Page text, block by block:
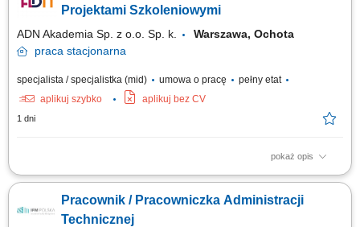
narzędzi pracy; Koordynacja floty pojazdów firmowych; Wsparcie
Projektami Szkoleniowymi
ADN Akademia Sp. z o.o. Sp. k.
Warszawa, Ochota
praca stacjonarna
specjalista / specjalistka (mid) umowa o pracę
pełny etat
aplikuj szybko
aplikuj bez CV
1 dni
pokaż opis
Opis stanowiska Nadzorowanie całokształtu działań operacyjnych
Samodzielna organizacja eventów edukacyjnych, konferencji i spotkań
rozwojowych na terenie całej Polski. Budowanie i utrzymywanie relacji z
Pracownik / Pracowniczka Administracji
Technicznej